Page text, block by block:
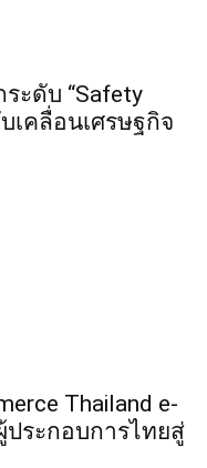
ะดับ “Safety
เคลื่อนเศรษฐกิจ
Thailand e-
ประกอบการไทยสู่